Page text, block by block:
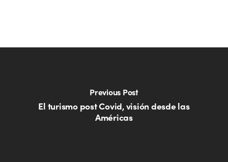
Previous Post
El turismo post Covid, visión desde las
Américas